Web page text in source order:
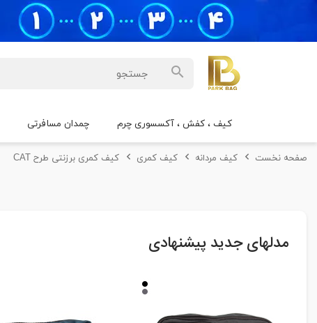
کیف ، کفش ، آکسسوری چرم چمدان مسافرتی
صفحه نخست کیف مردانه کیف کمری کیف کمری برزنتی طرح CAT
مدلهای جدید پیشنهادی